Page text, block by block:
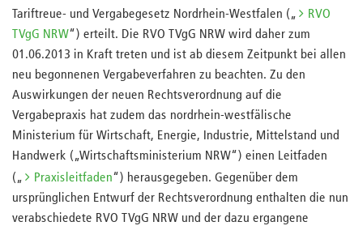
Tariftreue- und Vergabegesetz Nordrhein-Westfalen („
RVO
TVgG NRW“) erteilt. Die RVO TVgG NRW wird daher zum
01.06.2013 in Kraft treten und ist ab diesem Zeitpunkt bei allen
neu begonnenen Vergabeverfahren zu beachten. Zu den
Auswirkungen der neuen Rechtsverordnung auf die
Vergabepraxis hat zudem das nordrhein-westfälische
Ministerium für Wirtschaft, Energie, Industrie, Mittelstand und
Handwerk („Wirtschaftsministerium NRW“) einen Leitfaden
(„
Praxisleitfaden“) herausgegeben. Gegenüber dem
ursprünglichen Entwurf der Rechtsverordnung enthalten die nun
verabschiedete RVO TVgG NRW und der dazu ergangene